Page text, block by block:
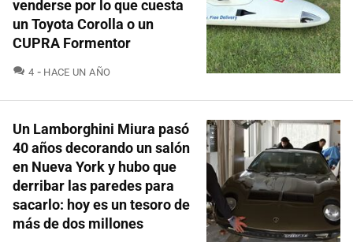
venderse por lo que cuesta
un Toyota Corolla o un
CUPRA Formentor
4 COMENTARIOS
HACE UN AÑO
Un Lamborghini Miura pasó
40 años decorando un salón
en Nueva York y hubo que
derribar las paredes para
sacarlo: hoy es un tesoro de
más de dos millones